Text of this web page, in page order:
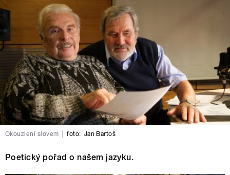
Okouzlení slovem foto: Jan Bartoš
Poetický pořad o našem jazyku.